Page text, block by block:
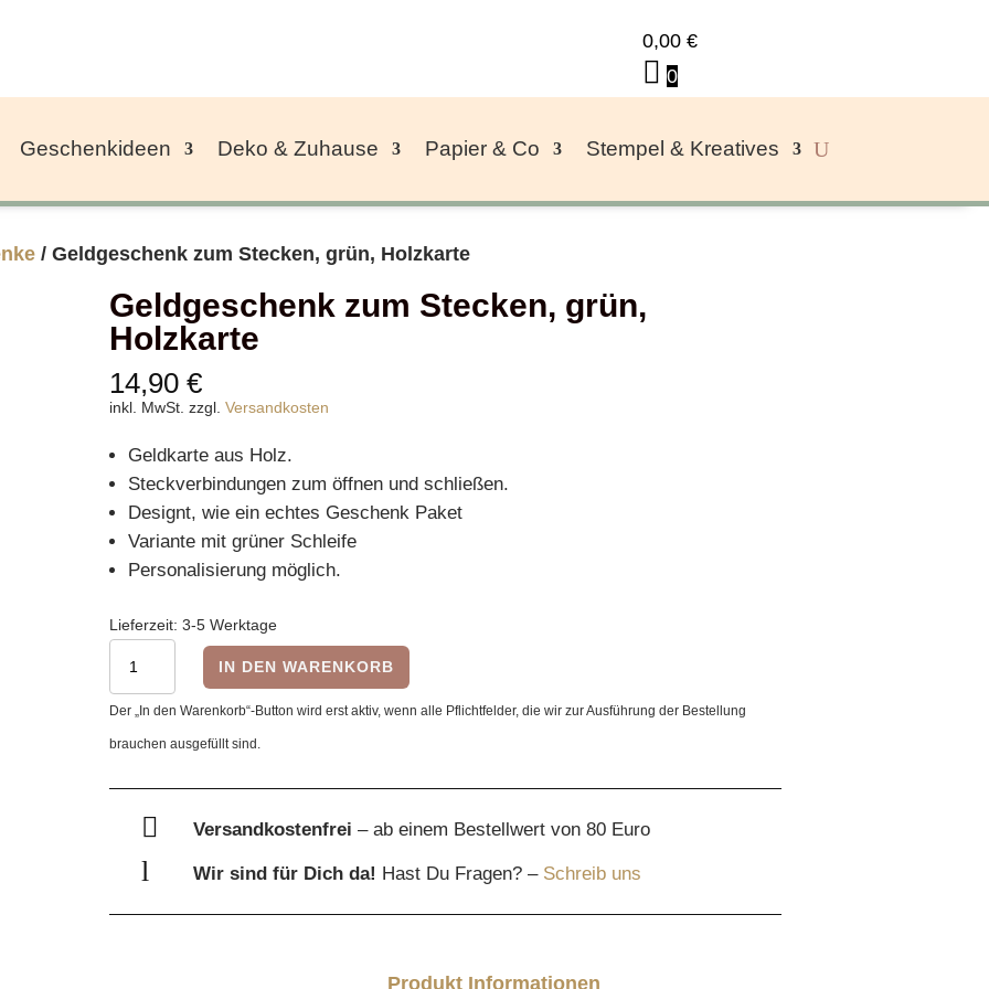
0,00€
0
Geschenkideen Deko & Zuhause Papier & Co Stempel & Kreatives
/ Geldgeschenk zum Stecken, grün, Holzkarte
Geldgeschenk zum Stecken, grün,
Holzkarte
14,90 €
inkl. MwSt. zzgl. Versandkosten
Geldkarte aus Holz.
Steckverbindungen zum öffnen und schließen.
Designt, wie ein echtes Geschenk Paket
Variante mit grüner Schleife
Personalisierung möglich.
Lieferzeit: 3-5 Werktage
Geldgeschenk
zum
Stecken,
grün,
Holzkarte
Menge
IN DEN WARENKORB
Der „In den Warenkorb“-Button wird erst aktiv, wenn alle Pflichtfelder, die wir zur Ausführung der Bestellung
brauchen ausgefüllt sind.
 Versandkostenfrei– ab einem Bestellwert von 80 Euro
l Wir sind für Dich da! Hast Du Fragen? – Schreib uns
Produkt Informationen